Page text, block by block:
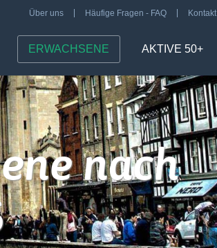
Über uns Häufige Fragen - FAQ Kontakt
ERWACHSENE AKTIVE 50+
nach